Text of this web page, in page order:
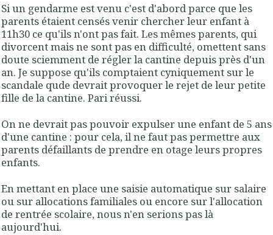
Si un gendarme est venu c'est d'abord parce que les
parents étaient censés venir chercher leur enfant à
11h30 ce qu'ils n'ont pas fait. Les mêmes parents, qui
divorcent mais ne sont pas en difficulté, omettent sans
doute sciemment de régler la cantine depuis près d'un
an. Je suppose qu'ils comptaient cyniquement sur le
scandale qude devrait provoquer le rejet de leur petite
fille de la cantine. Pari réussi.
On ne devrait pas pouvoir expulser une enfant de 5 ans
d'une cantine : pour cela, il ne faut pas permettre aux
parents défaillants de prendre en otage leurs propres
enfants.
En mettant en place une saisie automatique sur salaire
ou sur allocations familiales ou encore sur l'allocation
de rentrée scolaire, nous n'en serions pas là
aujourd'hui.